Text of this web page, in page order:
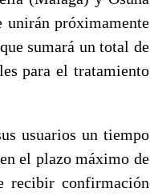
unirán próximamente
sumará un total de
para el tratamiento
usuarios un tiempo
el plazo máximo de
recibir confirmación